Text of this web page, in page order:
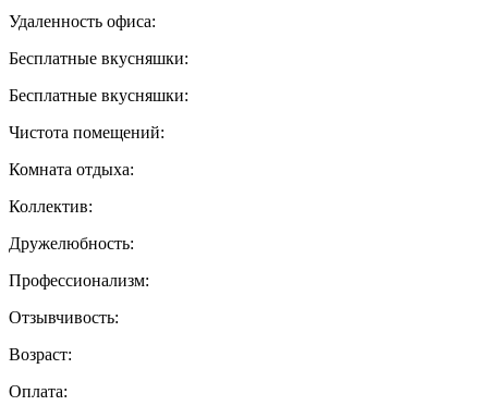
Удаленность офиса:
Бесплатные вкусняшки:
Бесплатные вкусняшки:
Чистота помещений:
Комната отдыха:
Коллектив:
Дружелюбность:
Профессионализм:
Отзывчивость:
Возраст:
Оплата: